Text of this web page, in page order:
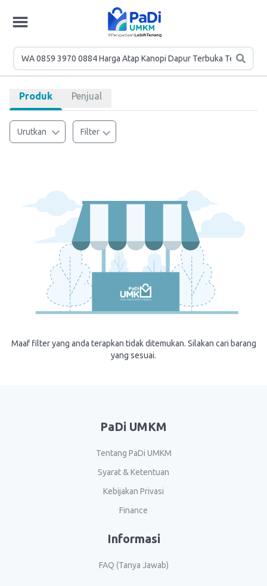
Produk Penjual
Urutkan Filter
Maaf filter yang anda terapkan tidak ditemukan. Silakan cari barang
yang sesuai.
PaDi UMKM
Tentang PaDi UMKM
Syarat & Ketentuan
Kebijakan Privasi
Finance
Informasi
FAQ (Tanya Jawab)